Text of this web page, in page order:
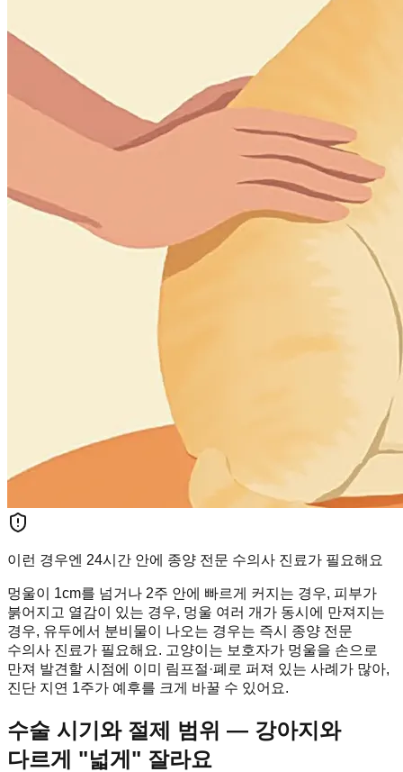
이런 경우엔 24시간 안에 종양 전문 수의사 진료가 필요해요
멍울이 1cm를 넘거나 2주 안에 빠르게 커지는 경우, 피부가
붉어지고 열감이 있는 경우, 멍울 여러 개가 동시에 만져지는
경우, 유두에서 분비물이 나오는 경우는 즉시 종양 전문
수의사 진료가 필요해요. 고양이는 보호자가 멍울을 손으로
만져 발견할 시점에 이미 림프절·폐로 퍼져 있는 사례가 많아,
진단 지연 1주가 예후를 크게 바꿀 수 있어요.
수술 시기와 절제 범위 — 강아지와
다르게 "넓게" 잘라요